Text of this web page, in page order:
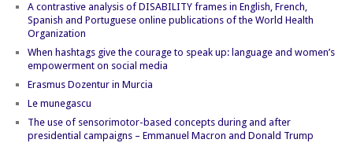
A contrastive analysis of DISABILITY frames in English, French,
Spanish and Portuguese online publications of the World Health
Organization
When hashtags give the courage to speak up: language and women’s
empowerment on social media
Erasmus Dozentur in Murcia
Le munegascu
The use of sensorimotor-based concepts during and after
presidential campaigns – Emmanuel Macron and Donald Trump